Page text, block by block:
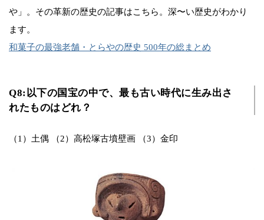
や」。その革新の歴史の記事はこちら。深〜い歴史がわかり
ます。
和菓子の最強老舗・とらやの歴史 500年の総まとめ
Q8:以下の国宝の中で、最も古い時代に生み出さ
れたものはどれ？
（1）土偶 （2）高松塚古墳壁画 （3）金印